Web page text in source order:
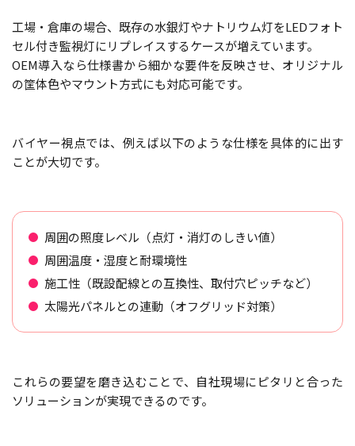
工場・倉庫の場合、既存の水銀灯やナトリウム灯をLEDフォト
セル付き監視灯にリプレイスするケースが増えています。
OEM導入なら仕様書から細かな要件を反映させ、オリジナル
の筐体色やマウント方式にも対応可能です。
バイヤー視点では、例えば以下のような仕様を具体的に出す
ことが大切です。
周囲の照度レベル（点灯・消灯のしきい値）
周囲温度・湿度と耐環境性
施工性（既設配線との互換性、取付穴ピッチなど）
太陽光パネルとの連動（オフグリッド対策）
これらの要望を磨き込むことで、自社現場にピタリと合った
ソリューションが実現できるのです。